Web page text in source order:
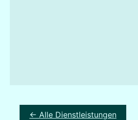
← Alle Dienstleistungen